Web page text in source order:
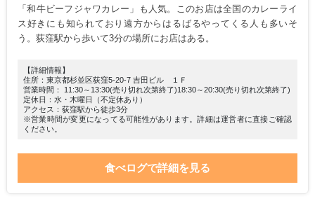
「和牛ビーフジャワカレー」も人気。このお店は全国のカレーライ
ス好きにも知られており遠方からはるばるやってくる人も多いそ
う。荻窪駅から歩いて3分の場所にお店はある。
【詳細情報】
住所：東京都杉並区荻窪5-20-7 吉田ビル １Ｆ
営業時間： 11:30～13:30(売り切れ次第終了)18:30～20:30(売り切れ次第終了)
定休日：水・木曜日（不定休あり）
アクセス：荻窪駅から徒歩3分
※営業時間が変更になってる可能性があります。詳細は運営者に直接ご確認
ください。
食べログで詳細を見る